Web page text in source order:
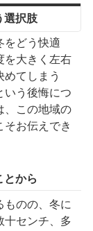
選択肢
をどう快適
を大きく左右
めてしまう
いう後悔につ
、この地域の
お伝えでき
とから
ものの、冬に
十センチ、多